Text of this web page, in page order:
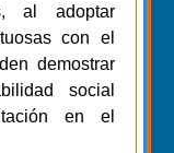
al adoptar
con el
demostrar
social
en el